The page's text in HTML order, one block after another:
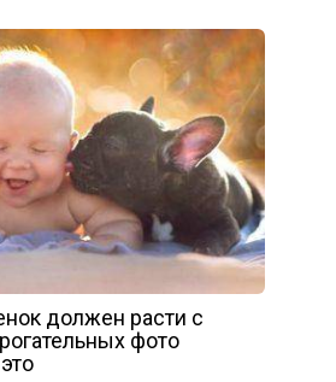
должен расти с
фото